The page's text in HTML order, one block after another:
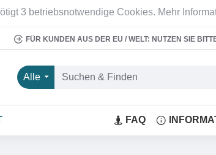
3 betriebsnotwendige Cookies. Mehr
FÜR KUNDEN AUS DER EU / WELT: NUTZEN SIE
Alle
FAQ